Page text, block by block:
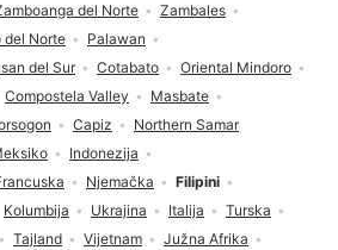
Indonezija
Njemačka
Filipini
Kolumbija Ukrajina Italija
Turska
Tajland Vijetnam
Južna Afrika
del Norte
Zambales
del Norte
Palawan
del Sur Cotabato
Oriental Mindoro
Compostela Valley
Masbate
Capiz Northern Samar